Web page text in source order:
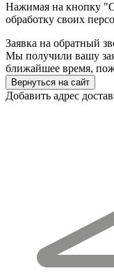
Нажимая на кнопку
обработку своих
Заявка на обратный
Мы получили вашу
ближайшее время,
Вернуться на сайт
Добавить адрес